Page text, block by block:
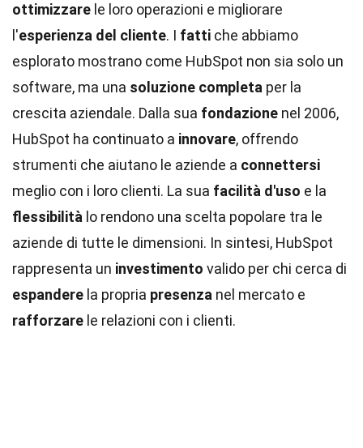
ottimizzare le loro operazioni e migliorare
l'esperienza del cliente. I fatti che abbiamo
esplorato mostrano come HubSpot non sia solo un
software, ma una soluzione completa per la
crescita aziendale. Dalla sua fondazione nel 2006,
HubSpot ha continuato a innovare, offrendo
strumenti che aiutano le aziende a connettersi
meglio con i loro clienti. La sua facilità d'uso e la
flessibilità lo rendono una scelta popolare tra le
aziende di tutte le dimensioni. In sintesi, HubSpot
rappresenta un investimento valido per chi cerca di
espandere la propria presenza nel mercato e
rafforzare le relazioni con i clienti.